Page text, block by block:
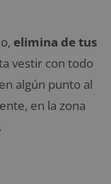
elimina de tus
vestir con todo
algún punto al
en la zona